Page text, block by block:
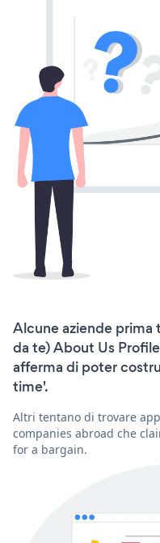
Alcune aziende prima
da te) About Us
afferma di poter
time'.
Altri tentano di trovare
companies abroad che
for a bargain.